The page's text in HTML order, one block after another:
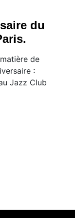
du
de
:
Jazz Club